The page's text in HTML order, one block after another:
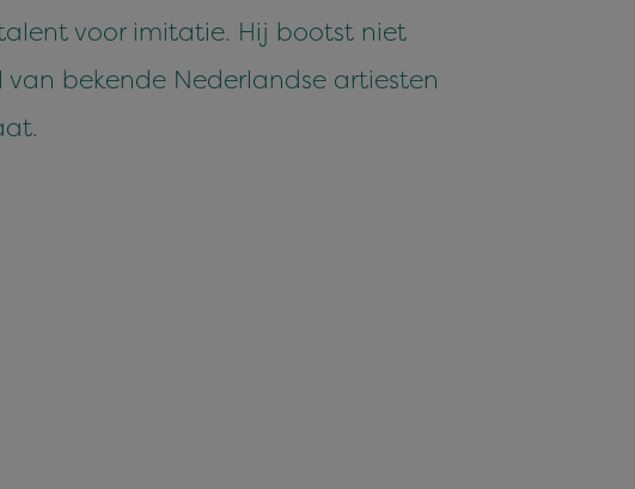
voor imitatie. Hij bootst niet
bekende Nederlandse artiesten